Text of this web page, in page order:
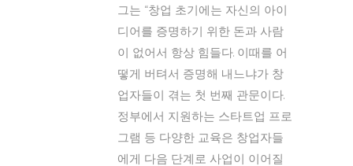
그는 “창업 초기에는 자신의 아이
디어를 증명하기 위한 돈과 사람
이 없어서 항상 힘들다. 이때를 어
떻게 버텨서 증명해 내느냐가 창
업자들이 겪는 첫 번째 관문이다.
정부에서 지원하는 스타트업 프로
그램 등 다양한 교육은 창업자들
에게 다음 단계로 사업이 이어질